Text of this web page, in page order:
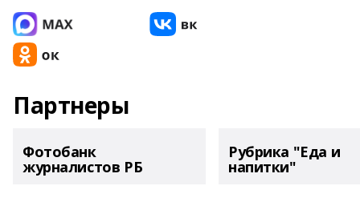
Партнеры
Фотобанк
журналистов РБ
Рубрика "Еда и
напитки"